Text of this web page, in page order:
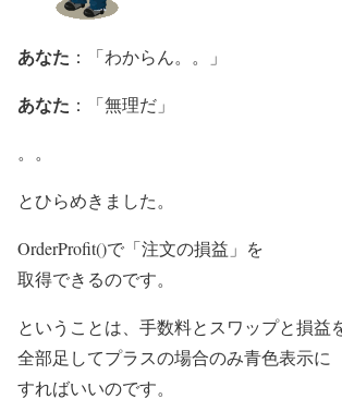
あなた ：「わからん。。」
あなた ：「無理だ」
。。
とひらめきました。
OrderProfit()で「注文の損益」を
取得できるのです。
ということは、手数料とスワップと損益
全部足してプラスの場合のみ青色表示に
すればいいのです。